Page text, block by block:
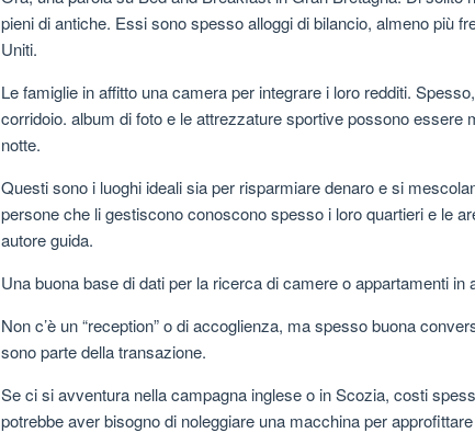
pieni di antiche. Essi sono spesso alloggi di bilancio, almeno più
Uniti.
Le famiglie in affitto una camera per integrare i loro redditi.
corridoio. album di foto e le attrezzature sportive possono essere
notte.
Questi sono i luoghi ideali sia per risparmiare denaro e si
persone che li gestiscono conoscono spesso i loro quartieri e le
autore guida.
Una buona base di dati per la ricerca di camere o appartamenti in
Non c’è un “reception” o di accoglienza, ma spesso buona
sono parte della transazione.
Se ci si avventura nella campagna inglese o in Scozia, costi
potrebbe aver bisogno di noleggiare una macchina per